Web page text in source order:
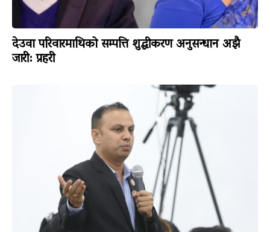
देउवा परिवारमाथिको सम्पत्ति शुद्धीकरण अनुसन्धान अझै
जारी: प्रहरी